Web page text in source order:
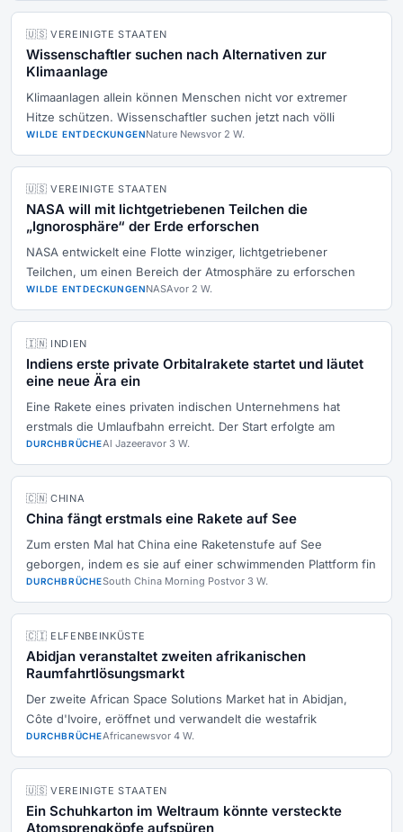
🇺🇸 VEREINIGTE STAATEN
Wissenschaftler suchen nach Alternativen zur
Klimaanlage
Klimaanlagen allein können Menschen nicht vor extremer
Hitze schützen. Wissenschaftler suchen jetzt nach völli
WILDE ENTDECKUNGENNature Newsvor 2 W.
🇺🇸 VEREINIGTE STAATEN
NASA will mit lichtgetriebenen Teilchen die
„Ignorosphäre“ der Erde erforschen
NASA entwickelt eine Flotte winziger, lichtgetriebener
Teilchen, um einen Bereich der Atmosphäre zu erforschen
WILDE ENTDECKUNGENNASAvor 2 W.
🇮🇳 INDIEN
Indiens erste private Orbitalrakete startet und läutet
eine neue Ära ein
Eine Rakete eines privaten indischen Unternehmens hat
erstmals die Umlaufbahn erreicht. Der Start erfolgte am
DURCHBRÜCHEAl Jazeeravor 3 W.
🇨🇳 CHINA
China fängt erstmals eine Rakete auf See
Zum ersten Mal hat China eine Raketenstufe auf See
geborgen, indem es sie auf einer schwimmenden Plattform fin
DURCHBRÜCHESouth China Morning Postvor 3 W.
🇨🇮 ELFENBEINKÜSTE
Abidjan veranstaltet zweiten afrikanischen
Raumfahrtlösungsmarkt
Der zweite African Space Solutions Market hat in Abidjan,
Côte d'Ivoire, eröffnet und verwandelt die westafrik
DURCHBRÜCHEAfricanewsvor 4 W.
🇺🇸 VEREINIGTE STAATEN
Ein Schuhkarton im Weltraum könnte versteckte
Atomsprengköpfe aufspüren